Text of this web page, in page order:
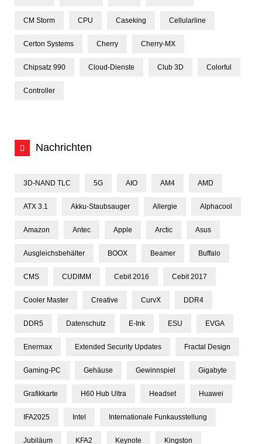
CM Storm CPU Caseking Cellularline
Certon Systems Cherry Cherry-MX
Chipsatz 990 Cloud-Dienste Club 3D Colorful
Controller
Nachrichten
3D-NAND TLC 5G AIO AM4 AMD
ATX 3.1 Akku-Staubsauger Allergie Alphacool
Amazon Antec Apple Arctic Asus
Ausgleichsbehälter BOOX Beamer Buffalo
CMS CUDIMM Cebit 2016 Cebit 2017
Cooler Master Creative CurvX DDR4
DDR5 Datenschutz E-Ink ESU EVGA
Enermax Extended Security Updates Fractal Design
Gaming-PC Gehäuse Gewinnspiel Gigabyte
Grafikkarte H60 Hub Ultra Headset Huawei
IFA2025 Intel Internationale Funkausstellung
Jubiläum KFA2 Keynote Kingston